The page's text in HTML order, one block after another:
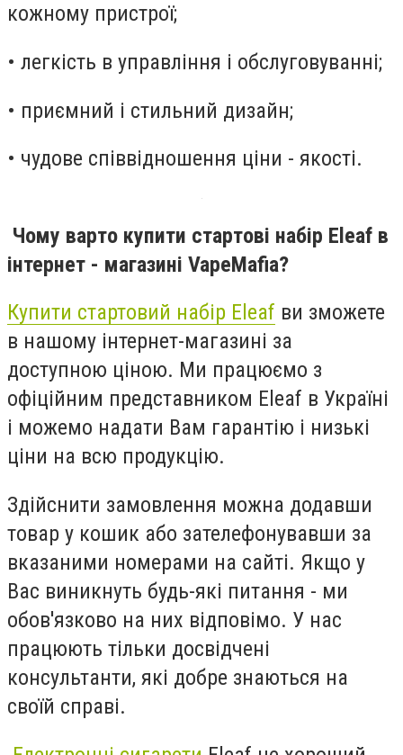
кожному пристрої;
• легкість в управління і обслуговуванні;
• приємний і стильний дизайн;
• чудове співвідношення ціни - якості.
Чому варто купити стартові набір Eleaf в
інтернет - магазині VapeMafia?
Купити стартовий набір Eleaf ви зможете
в нашому інтернет-магазині за
доступною ціною. Ми працюємо з
офіційним представником Eleaf в Україні
і можемо надати Вам гарантію і низькі
ціни на всю продукцію.
Здійснити замовлення можна додавши
товар у кошик або зателефонувавши за
вказаними номерами на сайті. Якщо у
Вас виникнуть будь-які питання - ми
обов'язково на них відповімо. У нас
працюють тільки досвідчені
консультанти, які добре знаються на
своїй справі.